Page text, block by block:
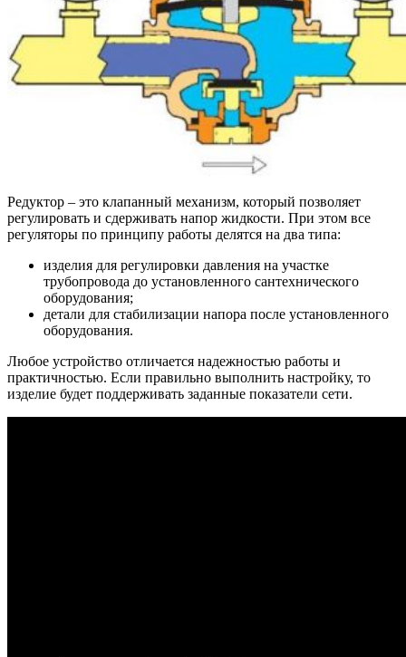
Редуктор – это клапанный механизм, который позволяет
регулировать и сдерживать напор жидкости. При этом все
регуляторы по принципу работы делятся на два типа:
изделия для регулировки давления на участке
трубопровода до установленного сантехнического
оборудования;
детали для стабилизации напора после установленного
оборудования.
Любое устройство отличается надежностью работы и
практичностью. Если правильно выполнить настройку, то
изделие будет поддерживать заданные показатели сети.